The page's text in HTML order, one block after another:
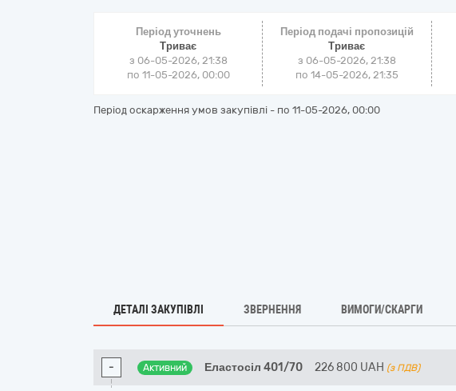
Період уточнень
Триває
з 06-05-2026, 21:38
по 11-05-2026, 00:00
Період подачі пропозицій
Триває
з 06-05-2026, 21:38
по 14-05-2026, 21:35
Період оскарження умов закупівлі - по 11-05-2026, 00:00
ДЕТАЛІ ЗАКУПІВЛІ ЗВЕРНЕННЯ ВИМОГИ/СКАРГИ
- Активний Еластосіл 401/70 226 800 UAH (з ПДВ)